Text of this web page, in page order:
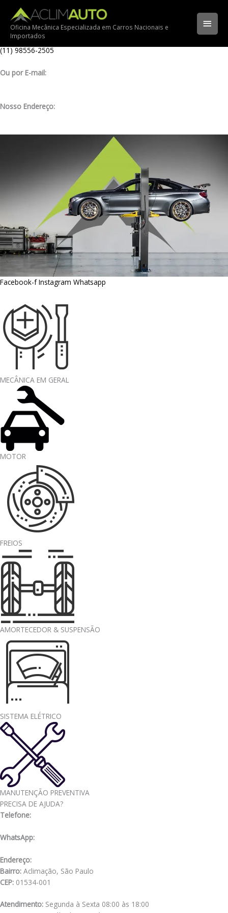
para
conteúdo
Oficina Mecânica Especializada em Carros Nacionais e
Importados
Ligue para nossa oficina:
(11) 3341-3969
Ligue pelo nosso WhatsApp:
(11) 98556-2505
Ou por E-mail:
Nosso Endereço:
Facebook-fInstagram Whatsapp
MECÂNICA EM GERAL
MOTOR
FREIOS
AMORTECEDOR & SUSPENSÃO
SISTEMA ELÉTRICO
MANUTENÇÃO PREVENTIVA
PRECISA DE AJUDA?
Telefone:
WhatsApp:
Endereço:
Bairro: Aclimação, São Paulo
CEP: 01534-001
Atendimento: Segunda à Sexta 08:00 às 18:00